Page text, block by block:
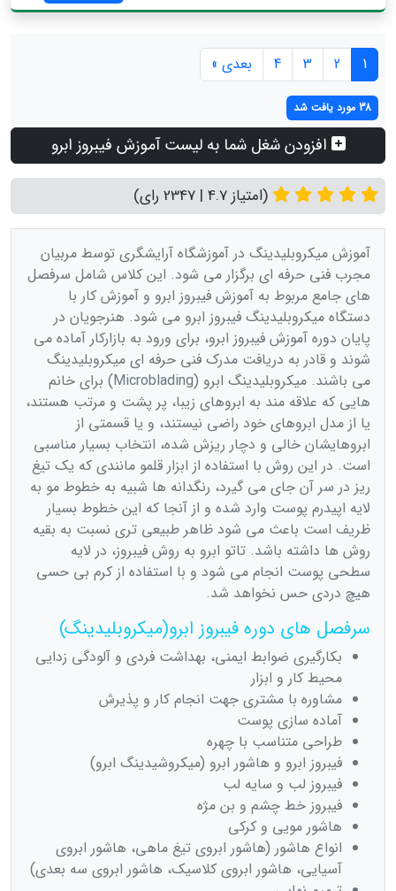
1
2
3
4 بعدی »
38 مورد یافت شد
افزودن شغل شما به لیست آموزش فیبروز ابرو
(امتیاز 4.7 | 2347 رای)
آموزش میکروبلیدینگ در آموزشگاه آرایشگری توسط مربیان
مجرب فنی حرفه ای برگزار می شود. این کلاس شامل سرفصل
های جامع مربوط به آموزش فیبروز ابرو و آموزش کار با
دستگاه میکروبلیدینگ فیبروز ابرو می شود. هنرجویان در
پایان دوره آموزش فیبروز ابرو، برای ورود به بازارکار آماده می
شوند و قادر به دریافت مدرک فنی حرفه ای میکروبلیدینگ
می باشند. میکروبلیدینگ ابرو (Microblading) برای خانم
هایی که علاقه مند به ابروهای زیبا، پر پشت و مرتب هستند،
یا از مدل ابروهای خود راضی نیستند، و یا قسمتی از
ابروهایشان خالی و دچار ریزش شده، انتخاب بسیار مناسبی
است. در این روش با استفاده از ابزار قلمو مانندی که یک تیغ
ریز در سر آن جای می گیرد، رنگدانه ها شبیه به خطوط مو به
لایه اپیدرم پوست وارد شده و از آنجا که این خطوط بسیار
ظریف است باعث می شود ظاهر طبیعی تری نسبت به بقیه
روش ها داشته باشد. تاتو ابرو به روش فیبروز، در لایه
سطحی پوست انجام می شود و با استفاده از کرم بی حسی
هیچ دردی حس نخواهد شد.
سرفصل های دوره فیبروز ابرو(میکروبلیدینگ)
بکارگیری ضوابط ایمنی، بهداشت فردی و آلودگی زدایی
محیط کار و ابزار
مشاوره با مشتری جهت انجام کار و پذیرش
آماده سازی پوست
طراحی متناسب با چهره
فیبروز ابرو و هاشور ابرو (میکروشیدینگ ابرو)
فیبروز لب و سایه لب
فیبروز خط چشم و بن مژه
هاشور مویی و کرکی
انواع هاشور (هاشور ابروی تیغ ماهی، هاشور ابروی
آسیایی، هاشور ابروی کلاسیک، هاشور ابروی سه بعدی)